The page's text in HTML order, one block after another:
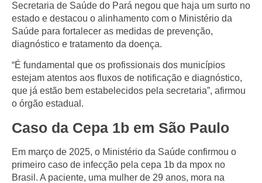
Secretaria de Saúde do Pará negou que haja um surto no
estado e destacou o alinhamento com o Ministério da
Saúde para fortalecer as medidas de prevenção,
diagnóstico e tratamento da doença.
“É fundamental que os profissionais dos municípios
estejam atentos aos fluxos de notificação e diagnóstico,
que já estão bem estabelecidos pela secretaria”, afirmou
o órgão estadual.
Caso da Cepa 1b em São Paulo
Em março de 2025, o Ministério da Saúde confirmou o
primeiro caso de infecção pela cepa 1b da mpox no
Brasil. A paciente, uma mulher de 29 anos, mora na